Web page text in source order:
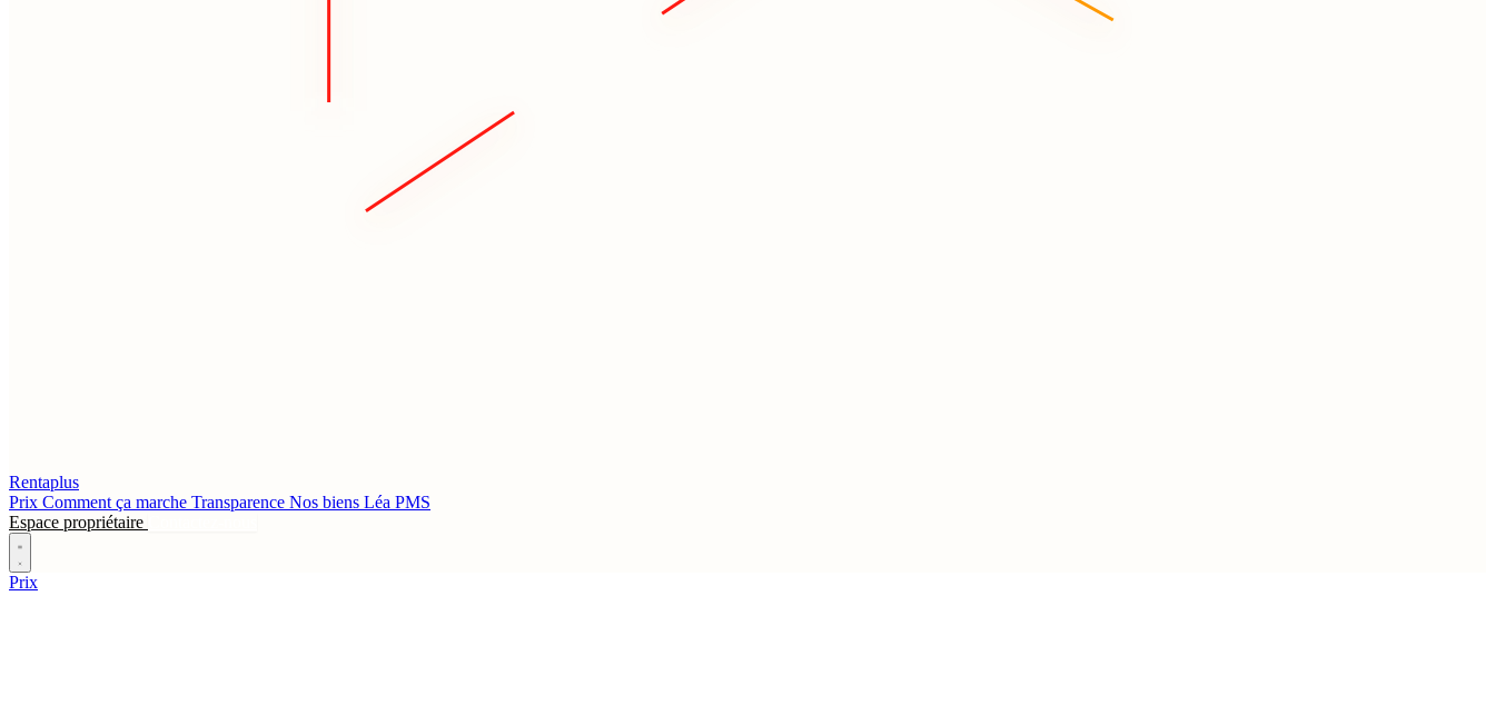
Rentaplus
Prix Comment ça marche Transparence Nos biens Léa PMS
Espace propriétaire
Prix